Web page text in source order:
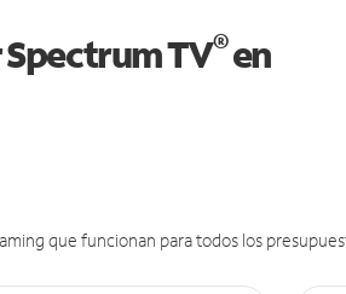
TV®en
que funcionan para todos los